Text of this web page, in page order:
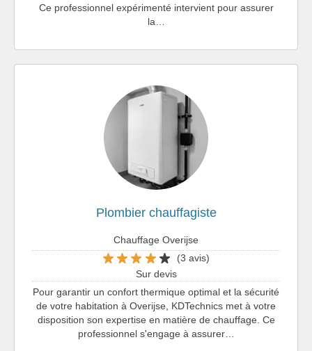
Ce professionnel expérimenté intervient pour assurer
la…
Plombier chauffagiste
Chauffage Overijse
(3 avis)
Sur devis
Pour garantir un confort thermique optimal et la sécurité
de votre habitation à Overijse, KDTechnics met à votre
disposition son expertise en matière de chauffage. Ce
professionnel s'engage à assurer…